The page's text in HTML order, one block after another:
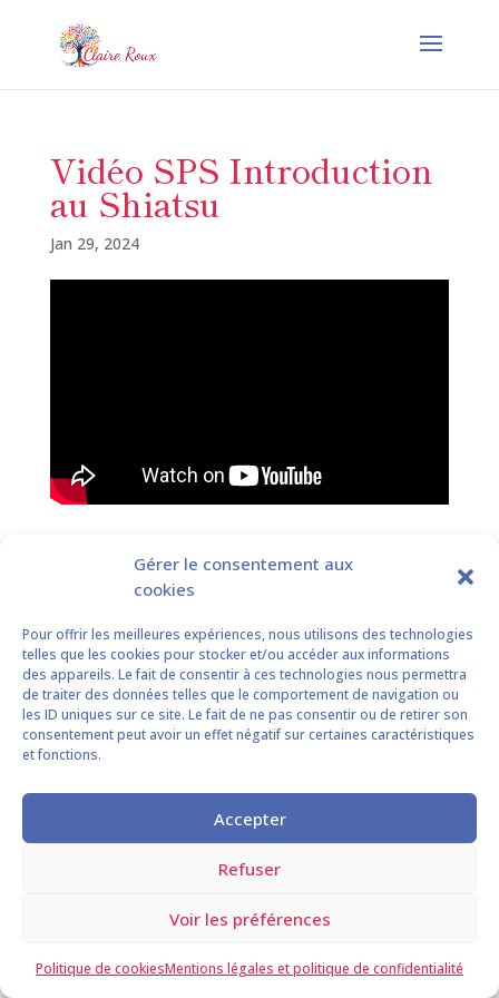
Gérer le consentement aux
cookies
Pour offrir les meilleures expériences, nous utilisons des technologies
telles que les cookies pour stocker et/ou accéder aux informations
des appareils. Le fait de consentir à ces technologies nous permettra
de traiter des données telles que le comportement de navigation ou
les ID uniques sur ce site. Le fait de ne pas consentir ou de retirer son
consentement peut avoir un effet négatif sur certaines caractéristiques
et fonctions.
Accepter
Refuser
Voir les préférences
Politique de cookiesMentions légales et politique de confidentialité
Vidéo SPS Introduction
au Shiatsu
Jan 29, 2024
de Shiatsu pour une rapide présentation du Shiatsu.
Mentions légales et politique de
© 2022 Claire Roux - Tous droits réservés - Création © 2022
Gaelle Neuvic.